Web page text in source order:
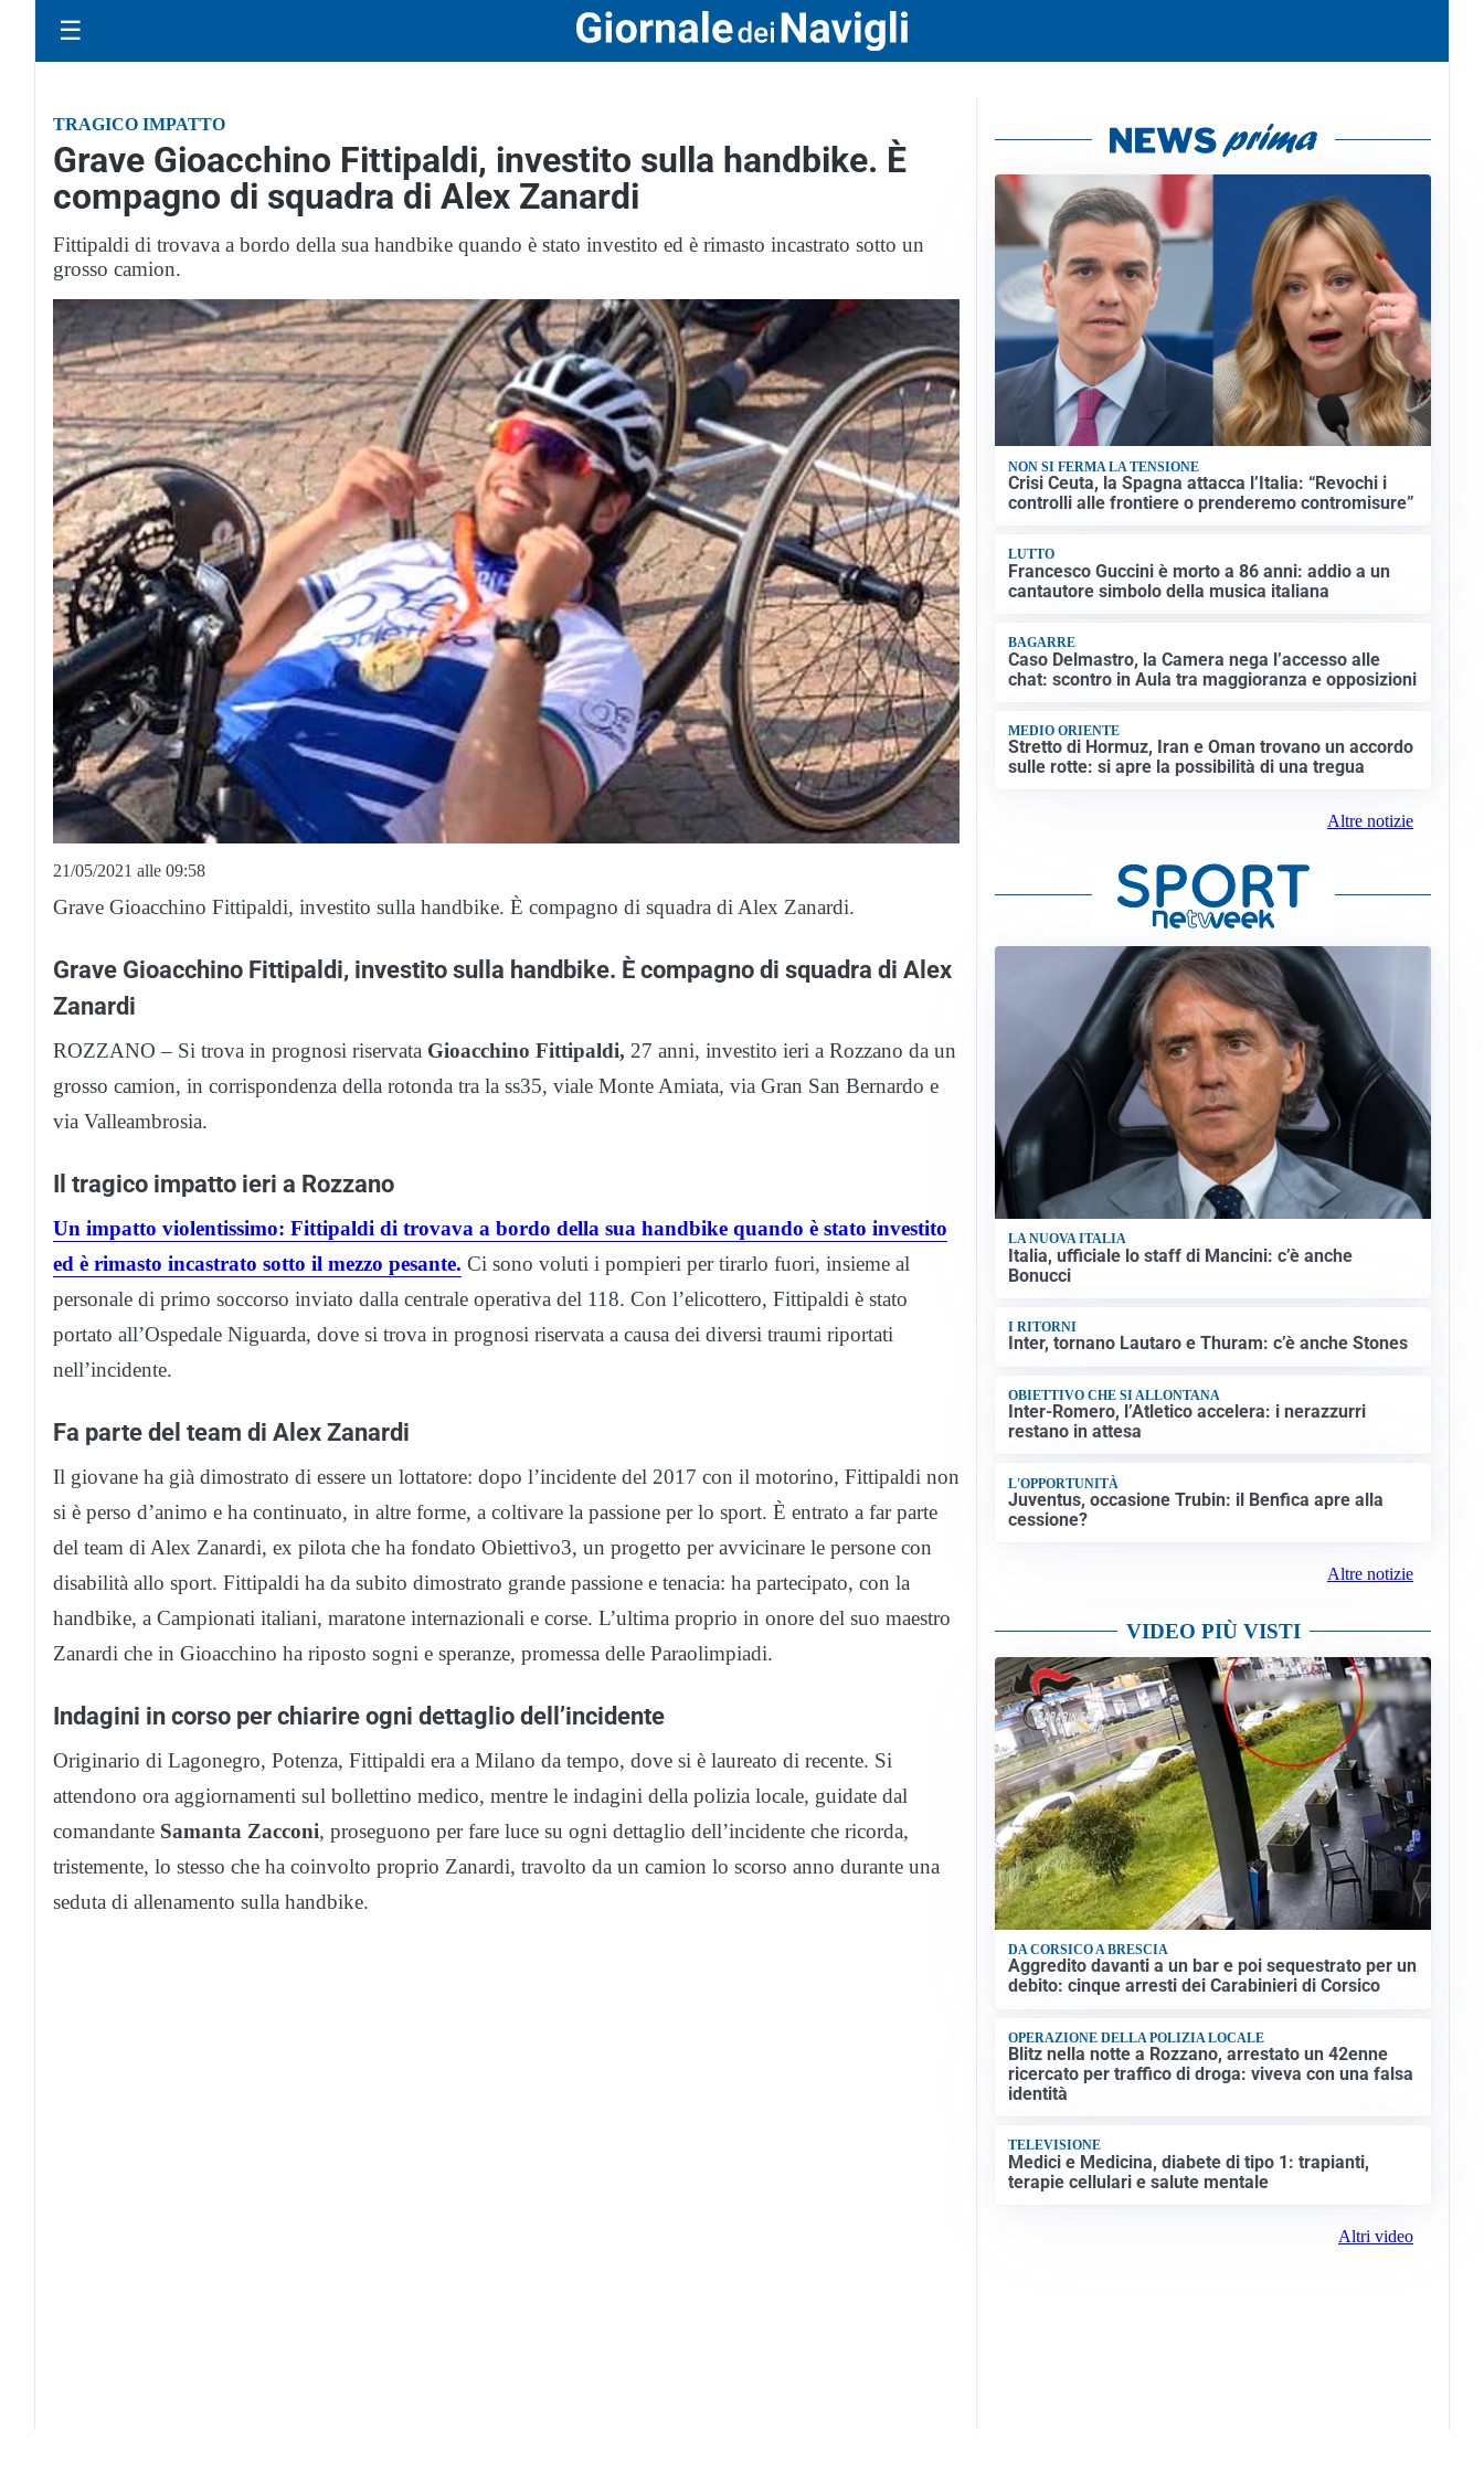
☰
TRAGICO IMPATTO
Grave Gioacchino Fittipaldi, investito sulla handbike. È
compagno di squadra di Alex Zanardi
Fittipaldi di trovava a bordo della sua handbike quando è stato investito ed è rimasto incastrato sotto un
grosso camion.
21/05/2021 alle 09:58
Grave Gioacchino Fittipaldi, investito sulla handbike. È compagno di squadra di Alex Zanardi.
Grave Gioacchino Fittipaldi, investito sulla handbike. È compagno di squadra di Alex
Zanardi
ROZZANO – Si trova in prognosi riservata Gioacchino Fittipaldi, 27 anni, investito ieri a Rozzano da un
grosso camion, in corrispondenza della rotonda tra la ss35, viale Monte Amiata, via Gran San Bernardo e
via Valleambrosia.
Il tragico impatto ieri a Rozzano
Un impatto violentissimo: Fittipaldi di trovava a bordo della sua handbike quando è stato investito
ed è rimasto incastrato sotto il mezzo pesante. Ci sono voluti i pompieri per tirarlo fuori, insieme al
personale di primo soccorso inviato dalla centrale operativa del 118. Con l’elicottero, Fittipaldi è stato
portato all’Ospedale Niguarda, dove si trova in prognosi riservata a causa dei diversi traumi riportati
nell’incidente.
Fa parte del team di Alex Zanardi
Il giovane ha già dimostrato di essere un lottatore: dopo l’incidente del 2017 con il motorino, Fittipaldi non
si è perso d’animo e ha continuato, in altre forme, a coltivare la passione per lo sport. È entrato a far parte
del team di Alex Zanardi, ex pilota che ha fondato Obiettivo3, un progetto per avvicinare le persone con
disabilità allo sport. Fittipaldi ha da subito dimostrato grande passione e tenacia: ha partecipato, con la
handbike, a Campionati italiani, maratone internazionali e corse. L’ultima proprio in onore del suo maestro
Zanardi che in Gioacchino ha riposto sogni e speranze, promessa delle Paraolimpiadi.
Indagini in corso per chiarire ogni dettaglio dell’incidente
Originario di Lagonegro, Potenza, Fittipaldi era a Milano da tempo, dove si è laureato di recente. Si
attendono ora aggiornamenti sul bollettino medico, mentre le indagini della polizia locale, guidate dal
comandante Samanta Zacconi, proseguono per fare luce su ogni dettaglio dell’incidente che ricorda,
tristemente, lo stesso che ha coinvolto proprio Zanardi, travolto da un camion lo scorso anno durante una
seduta di allenamento sulla handbike.
NON SI FERMA LA TENSIONE
Crisi Ceuta, la Spagna attacca l’Italia: “Revochi i
controlli alle frontiere o prenderemo contromisure”
LUTTO
Francesco Guccini è morto a 86 anni: addio a un
cantautore simbolo della musica italiana
BAGARRE
Caso Delmastro, la Camera nega l’accesso alle
chat: scontro in Aula tra maggioranza e opposizioni
MEDIO ORIENTE
Stretto di Hormuz, Iran e Oman trovano un accordo
sulle rotte: si apre la possibilità di una tregua
Altre notizie
LA NUOVA ITALIA
Italia, ufficiale lo staff di Mancini: c’è anche
Bonucci
I RITORNI
Inter, tornano Lautaro e Thuram: c’è anche Stones
OBIETTIVO CHE SI ALLONTANA
Inter-Romero, l’Atletico accelera: i nerazzurri
restano in attesa
L'OPPORTUNITÀ
Juventus, occasione Trubin: il Benfica apre alla
cessione?
Altre notizie
VIDEO PIÙ VISTI
DA CORSICO A BRESCIA
Aggredito davanti a un bar e poi sequestrato per un
debito: cinque arresti dei Carabinieri di Corsico
OPERAZIONE DELLA POLIZIA LOCALE
Blitz nella notte a Rozzano, arrestato un 42enne
ricercato per traffico di droga: viveva con una falsa
identità
TELEVISIONE
Medici e Medicina, diabete di tipo 1: trapianti,
terapie cellulari e salute mentale
Altri video